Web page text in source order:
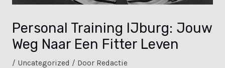
Personal Training IJburg: Jouw
Weg Naar Een Fitter Leven
/ Uncategorized / Door Redactie